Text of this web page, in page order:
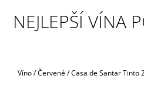
NEJLEPŠÍ VÍNA
Domů
Víno/Červené/Casa de Santar Tinto
O
T
B